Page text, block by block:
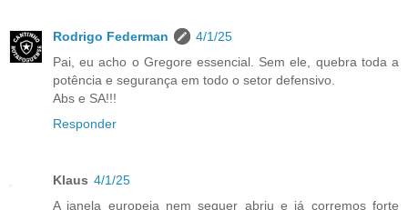
Rodrigo Federman
4/1/25
Pai, eu acho o Gregore essencial. Sem ele, quebra toda a
potência e segurança em todo o setor defensivo.
Abs e SA!!!
Responder
Klaus 4/1/25
A janela europeia nem sequer abriu e já corremos forte